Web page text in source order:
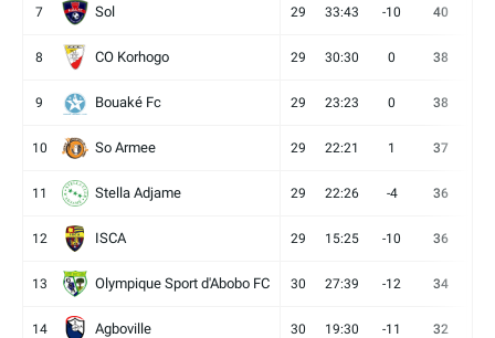
7 Sol 29 33:43 -10 40
8 CO Korhogo 29 30:30 0 38
9 Bouaké Fc 29 23:23 0 38
10 So Armee 29 22:21 1 37
11 Stella Adjame 29 22:26 -4 36
12 ISCA 29 15:25 -10 36
13 Olympique Sport d'Abobo FC 30 27:39 -12 34
14 Agboville 30 19:30 -11 32